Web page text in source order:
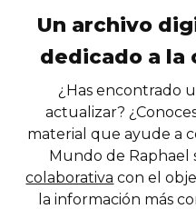
Un archivo
dedicado a la
¿Has encontrado
actualizar?
material que ayude a
Mundo de Raphael
colaborativa con el
la información más